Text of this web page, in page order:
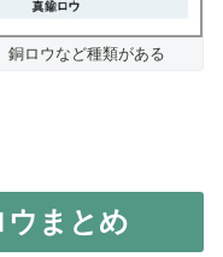
銅ロウなど種類がある
ウまとめ